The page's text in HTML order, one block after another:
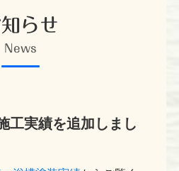
らせ
News
工実績を追加しまし